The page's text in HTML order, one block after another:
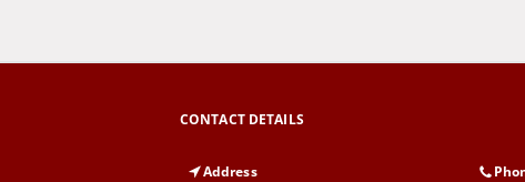
CONTACT DETAILS
Address